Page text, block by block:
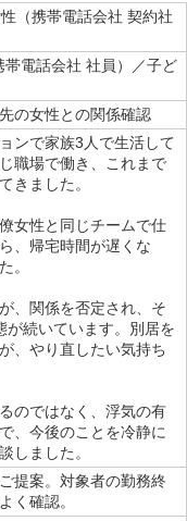
携帯電話会社 契約社
電話会社 社員）／子ど
の女性との関係確認
ンで家族3人で生活して
職場で働き、これまで
きました。
女性と同じチームで仕
、帰宅時間が遅くな
。
、関係を否定され、そ
が続いています。別居を
、やり直したい気持ち
のではなく、浮気の有
、今後のことを冷静に
しました。
提案。対象者の勤務終
く確認。